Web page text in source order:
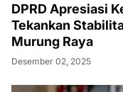
DPRD Apresiasi
Tekankan
Murung Raya
Desember 02, 2025